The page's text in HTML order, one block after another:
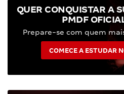
QUER CONQUISTAR A
PMDF
Prepare-se com quem
COMECE A ESTUDAR